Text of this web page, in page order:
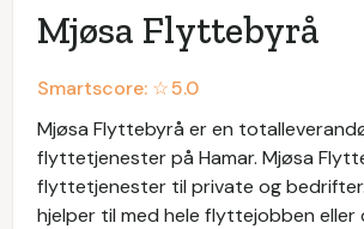
Mjøsa Flyttebyrå
Smartscore: ☆5.0
Mjøsa Flyttebyrå er en
flyttetjenester på Hamar. Mjøsa
flyttetjenester til private og
hjelper til med hele flyttejobben eller